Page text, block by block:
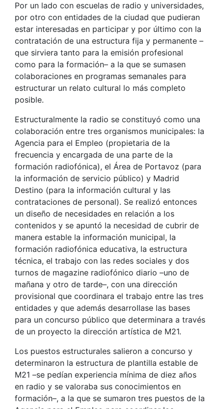
Por un lado con escuelas de radio y universidades,
por otro con entidades de la ciudad que pudieran
estar interesadas en participar y por último con la
contratación de una estructura fija y permanente –
que sirviera tanto para la emisión profesional
como para la formación– a la que se sumasen
colaboraciones en programas semanales para
estructurar un relato cultural lo más completo
posible.
Estructuralmente la radio se constituyó como una
colaboración entre tres organismos municipales: la
Agencia para el Empleo (propietaria de la
frecuencia y encargada de una parte de la
formación radiofónica), el Área de Portavoz (para
la información de servicio público) y Madrid
Destino (para la información cultural y las
contrataciones de personal). Se realizó entonces
un diseño de necesidades en relación a los
contenidos y se apuntó la necesidad de cubrir de
manera estable la información municipal, la
formación radiofónica educativa, la estructura
técnica, el trabajo con las redes sociales y dos
turnos de magazine radiofónico diario –uno de
mañana y otro de tarde–, con una dirección
provisional que coordinara el trabajo entre las tres
entidades y que además desarrollase las bases
para un concurso público que determinara a través
de un proyecto la dirección artística de M21.
Los puestos estructurales salieron a concurso y
determinaron la estructura de plantilla estable de
M21 –se pedían experiencia mínima de diez años
en radio y se valoraba sus conocimientos en
formación–, a la que se sumaron tres puestos de la